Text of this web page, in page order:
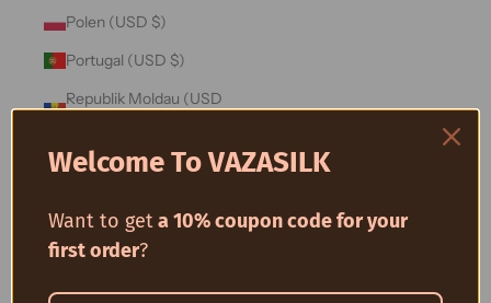
Polen (USD $)
Portugal (USD $)
Republik Moldau (USD
Réunion (USD $)
Rumänien (USD $)
Welcome To VAZASILK
Want to geta 10% coupon code for your
first order?